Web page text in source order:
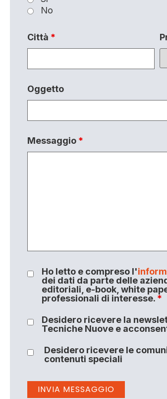
No
Città *
Oggetto
Messaggio *
Ho letto e compreso l'
dei dati da parte delle
editoriali, e-book, white
professionali di interesse. *
Desidero ricevere la
Tecniche Nuove e
Desidero ricevere le
contenuti speciali